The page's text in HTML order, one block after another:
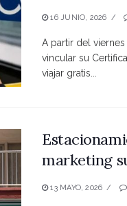
16 JUNIO, 2026
A partir del
vincular su
viajar gratis...
marketing
13 MAYO, 2026